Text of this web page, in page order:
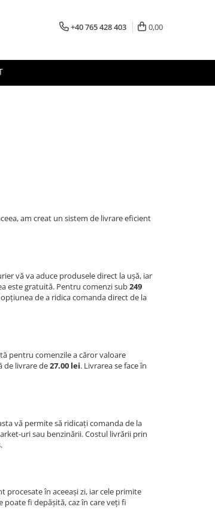
+40 765 428 403 0,00
am creat un sistem de livrare eficient
vă va aduce produsele direct la ușă, iar
este gratuită. Pentru comenzi sub249
de a ridica comanda direct de la
pentru comenzile a căror valoare
de livrare de27.00 lei. Livrarea se face în
vă permite să ridicați comanda de la
uri sau benzinării. Costul livrării prin
procesate în aceeași zi, iar cele primite
fi depășită, caz în care veți fi